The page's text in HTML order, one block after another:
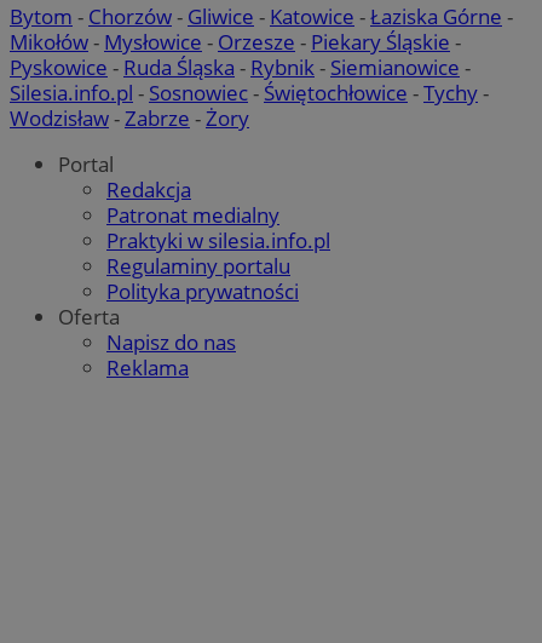
Bytom - Chorzów- Gliwice - Katowice -Łaziska Górne -
Mikołów- Mysłowice - Orzesze - Piekary Śląskie -
Pyskowice - Ruda Śląska - Rybnik- Siemianowice -
Silesia.info.pl - Sosnowiec- Świętochłowice -Tychy-
Wodzisław-Zabrze -Żory
Portal
Redakcja
Patronat medialny
Praktyki w silesia.info.pl
Regulaminy portalu
Polityka prywatności
Oferta
Napisz do nas
Reklama